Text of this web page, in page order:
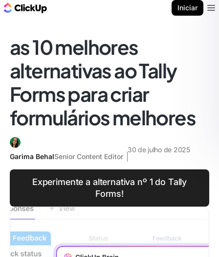
Iniciar
as 10 melhores
alternativas ao Tally
Forms para criar
formulários melhores
Garima BehalSenior Content Editor
30 de julho de 2025
Experimente a alternativa nº 1 do Tally
Forms!